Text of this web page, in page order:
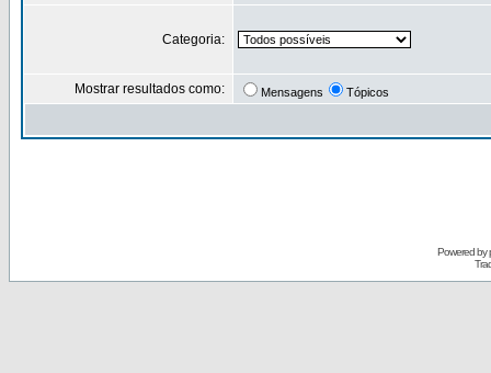
Categoria:
Mostrar resultados como: Mensagens Tópicos
Powered by